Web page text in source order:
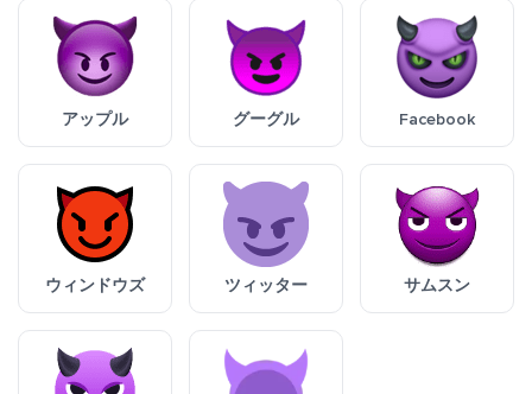
アップル グーグル Facebook
ウィンドウズ ツィッター サムスン